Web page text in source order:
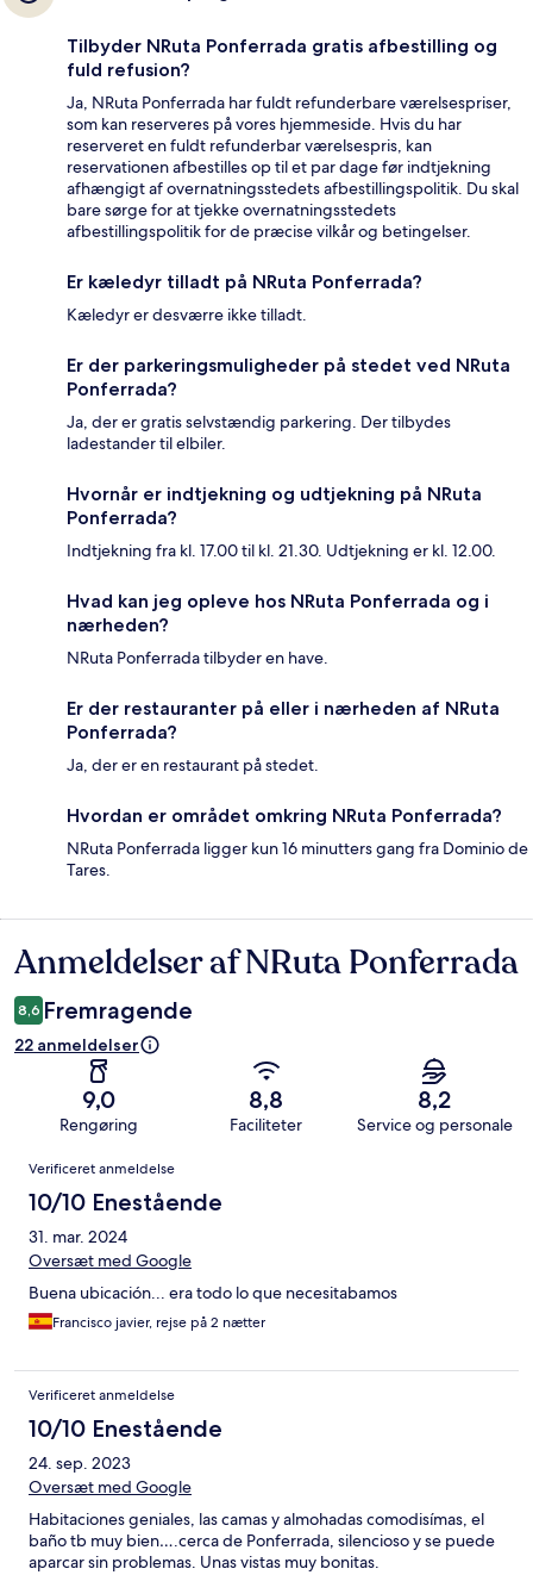
Tilbyder NRuta Ponferrada gratis afbestilling og
fuld refusion?
Ja, NRuta Ponferrada har fuldt refunderbare værelsespriser,
som kan reserveres på vores hjemmeside. Hvis du har
reserveret en fuldt refunderbar værelsespris, kan
reservationen afbestilles op til et par dage før indtjekning
afhængigt af overnatningsstedets afbestillingspolitik. Du skal
bare sørge for at tjekke overnatningsstedets
afbestillingspolitik for de præcise vilkår og betingelser.
Er kæledyr tilladt på NRuta Ponferrada?
Kæledyr er desværre ikke tilladt.
Er der parkeringsmuligheder på stedet ved NRuta
Ponferrada?
Ja, der er gratis selvstændig parkering. Der tilbydes
ladestander til elbiler.
Hvornår er indtjekning og udtjekning på NRuta
Ponferrada?
Indtjekning fra kl. 17.00 til kl. 21.30. Udtjekning er kl. 12.00.
Hvad kan jeg opleve hos NRuta Ponferrada og i
nærheden?
NRuta Ponferrada tilbyder en have.
Er der restauranter på eller i nærheden af NRuta
Ponferrada?
Ja, der er en restaurant på stedet.
Hvordan er området omkring NRuta Ponferrada?
NRuta Ponferrada ligger kun 16 minutters gang fra Dominio de
Tares.
Anmeldelser
Anmeldelser af NRuta Ponferrada
8,6 Fremragende
22 anmeldelser
9,0
Rengøring
8,8
Faciliteter
8,2
Service og personale
Anmeldelser
Verificeret anmeldelse
10/10 Enestående
31. mar. 2024
Oversæt med Google
Buena ubicación... era todo lo que necesitabamos
Francisco javier, rejse på 2 nætter
Verificeret anmeldelse
10/10 Enestående
24. sep. 2023
Oversæt med Google
Habitaciones geniales, las camas y almohadas comodisímas, el
baño tb muy bien….cerca de Ponferrada, silencioso y se puede
aparcar sin problemas. Unas vistas muy bonitas.